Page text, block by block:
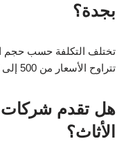
بجدة؟
تختلف التكلفة حسب حجم
تتراوح الأسعار من 500 إلى 3000 ريال سعودي.
هل تقدم شركات
الأثاث؟